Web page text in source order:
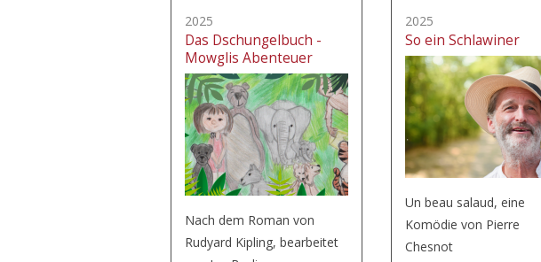
2025
Das Dschungelbuch -
Mowglis Abenteuer
Nach dem Roman von
Rudyard Kipling, bearbeitet
2025
So ein Schlawiner
Un beau salaud, eine
Komödie von Pierre
Chesnot